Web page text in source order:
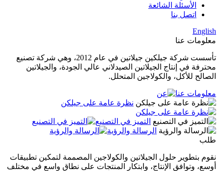
الأسئلة الشائعة
اتصل بنا
English
معلومات عنا
تأسست شركة جيلكين جيلاتين في عام 2012، وهي شركة تصنيع
محترفة في إنتاج الجيلاتين الصيدلاني عالي الجودة، والجيلاتين
الصالح للأكل، والكولاجين المتحلل.
معلومات عنا
نظرة عامة على جيلكن
التميز في التصنيع
الرسالة والرؤية
طلب
نقوم بتطوير حلول الجيلاتين والكولاجين المصممة لتمكين تطبيقات
أوسع، وتوافق الإنتاج، وابتكار المنتجات على نطاق واسع في مختلف